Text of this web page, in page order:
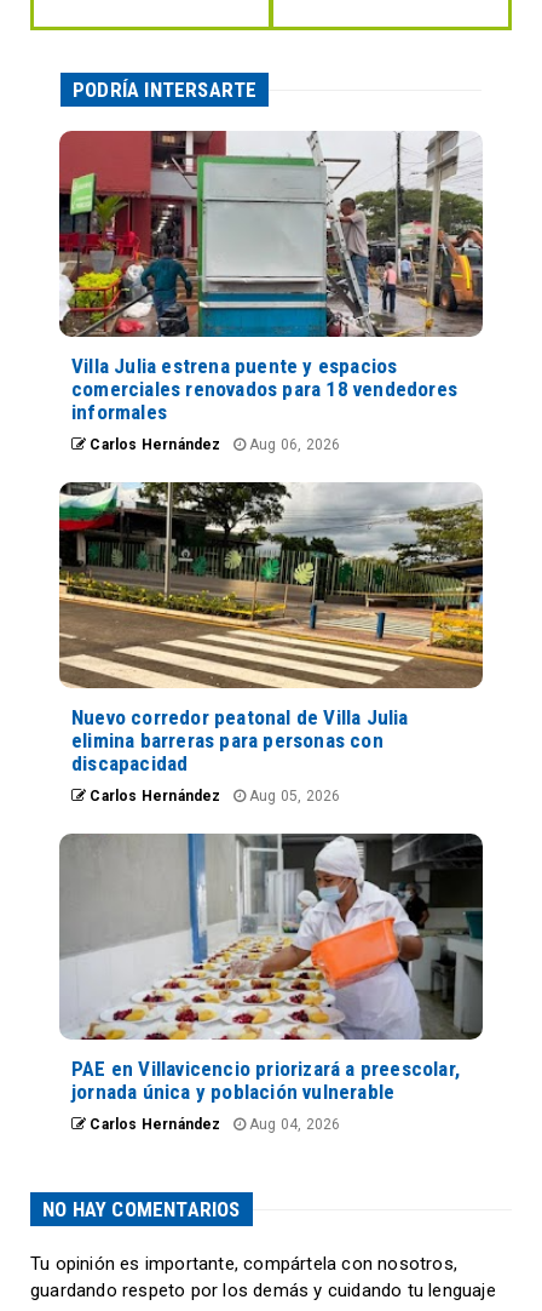
PODRÍA INTERSARTE
Villa Julia estrena puente y espacios
comerciales renovados para 18 vendedores
informales
Carlos Hernández Aug 06, 2026
Nuevo corredor peatonal de Villa Julia
elimina barreras para personas con
discapacidad
Carlos Hernández Aug 05, 2026
PAE en Villavicencio priorizará a preescolar,
jornada única y población vulnerable
Carlos Hernández Aug 04, 2026
NO HAY COMENTARIOS
Tu opinión es importante, compártela con nosotros,
guardando respeto por los demás y cuidando tu lenguaje